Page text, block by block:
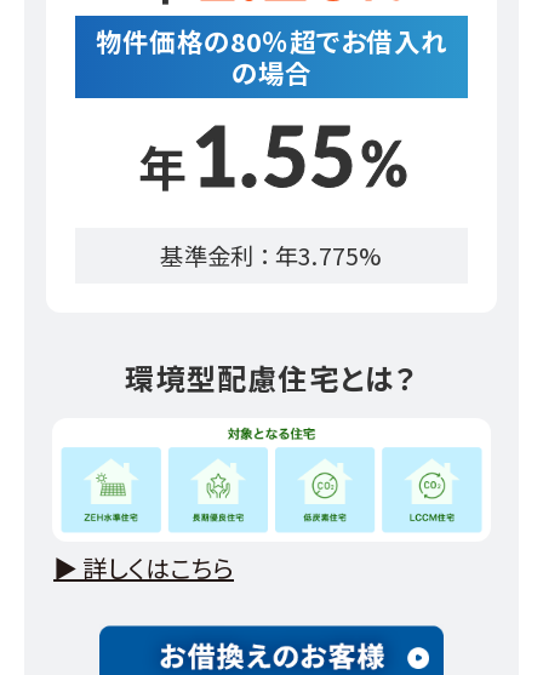
選ばれる3つの理由
シミュレーション
お借入までの流れ
物件価格の80％超でお借入れ
の場合
年1.55%
基準金利 ： 年3.775%
環境型配慮住宅とは？
▶︎ 詳しくはこちら